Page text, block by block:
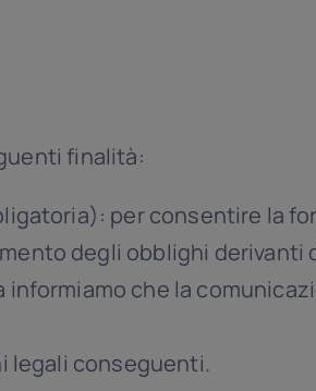
finalità:
per consentire la
degli obblighi derivanti
che la
legali conseguenti.